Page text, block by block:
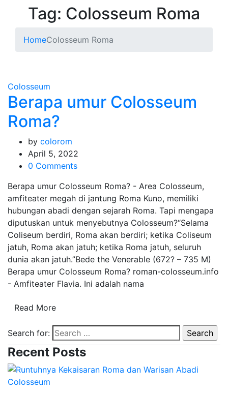
Tag: Colosseum Roma
HomeColosseum Roma
Colosseum
Berapa umur Colosseum
Roma?
by colorom
April 5, 2022
0 Comments
Berapa umur Colosseum Roma? - Area Colosseum,
amfiteater megah di jantung Roma Kuno, memiliki
hubungan abadi dengan sejarah Roma. Tapi mengapa
diputuskan untuk menyebutnya Colosseum?“Selama
Coliseum berdiri, Roma akan berdiri; ketika Coliseum
jatuh, Roma akan jatuh; ketika Roma jatuh, seluruh
dunia akan jatuh.”Bede the Venerable (672? – 735 M)
Berapa umur Colosseum Roma? roman-colosseum.info
- Amfiteater Flavia. Ini adalah nama
Read More
Search for:
Recent Posts